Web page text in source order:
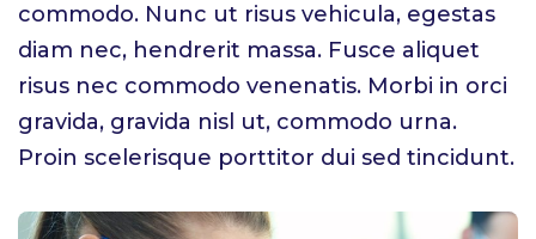
commodo. Nunc ut risus vehicula, egestas
diam nec, hendrerit massa. Fusce aliquet
risus nec commodo venenatis. Morbi in orci
gravida, gravida nisl ut, commodo urna.
Proin scelerisque porttitor dui sed tincidunt.